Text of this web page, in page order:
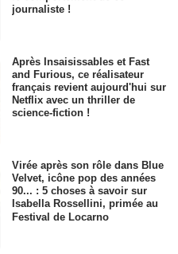
journaliste !
Après Insaisissables et Fast
and Furious, ce réalisateur
français revient aujourd'hui sur
Netflix avec un thriller de
science-fiction !
Virée après son rôle dans Blue
Velvet, icône pop des années
90... : 5 choses à savoir sur
Isabella Rossellini, primée au
Festival de Locarno